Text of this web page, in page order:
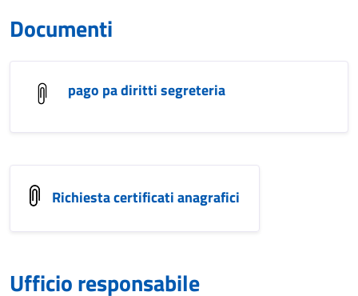
Documenti
pago pa diritti segreteria
Richiesta certificati anagrafici
Ufficio responsabile